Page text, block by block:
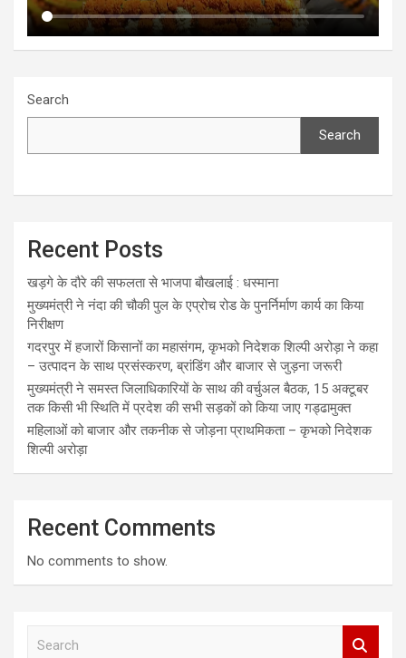
Search
Search
Recent Posts
खड़गे के दौरे की सफलता से भाजपा बौखलाई : धस्माना
मुख्यमंत्री ने नंदा की चौकी पुल के एप्रोच रोड के पुनर्निर्माण कार्य का किया
निरीक्षण
गदरपुर में हजारों किसानों का महासंगम, कृभको निदेशक शिल्पी अरोड़ा ने कहा
– उत्पादन के साथ प्रसंस्करण, ब्रांडिंग और बाजार से जुड़ना जरूरी
मुख्यमंत्री ने समस्त जिलाधिकारियों के साथ की वर्चुअल बैठक, 15 अक्टूबर
तक किसी भी स्थिति में प्रदेश की सभी सड़कों को किया जाए गड्ढामुक्त
महिलाओं को बाजार और तकनीक से जोड़ना प्राथमिकता – कृभको निदेशक
शिल्पी अरोड़ा
Recent Comments
No comments to show.